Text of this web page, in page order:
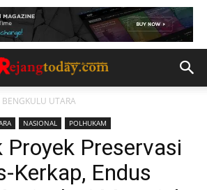
BENGKULU UTARA
NASIONAL POLHUKAM
Proyek Preservasi
Kerkap, Endus